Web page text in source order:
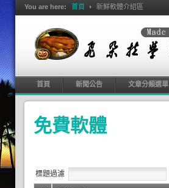
You are here: 首頁 新鮮軟體介紹區
首頁 新聞公告 文章分類選單
免費軟體
標題過濾